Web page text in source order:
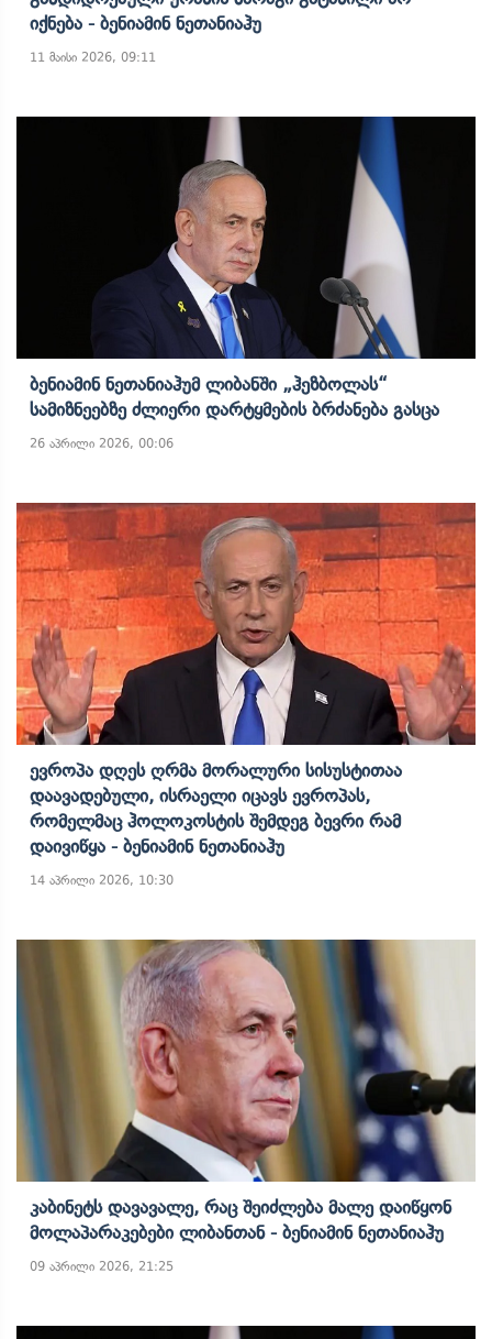
Იქნება - Ბენიამინ Ნეთანიაჰუ
11 მაისი 2026, 09:11
Ბენიამინ Ნეთანიაჰუმ Ლიბანში „ჰეზბოლას“
Სამიზნეებზე Ძლიერი Დარტყმების Ბრძანება Გასცა
26 აპრილი 2026, 00:06
Ევროპა Დღეს Ღრმა Მორალური Სისუსტითაა
Დაავადებული, Ისრაელი Იცავს Ევროპას,
Რომელმაც Ჰოლოკოსტის Შემდეგ Ბევრი Რამ
Დაივიწყა - Ბენიამინ Ნეთანიაჰუ
14 აპრილი 2026, 10:30
Კაბინეტს Დავავალე, Რაც Შეიძლება Მალე Დაიწყონ
Მოლაპარაკებები Ლიბანთან - Ბენიამინ Ნეთანიაჰუ
09 აპრილი 2026, 21:25